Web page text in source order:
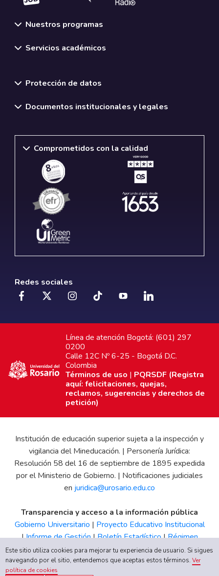
Nuestros programas
Servicios académicos
Protección de datos
Documentos institucionales y legales
Comprometidos con la calidad
Redes sociales
Línea de atención Bogotá: (601) 297
0200
Calle 12C Nº 6-25 - Bogotá D.C.
Colombia
Términos de uso | PQRSDF (Registra
aquí: felicitaciones, quejas,
reclamos, sugerencias y derechos de
petición)
Institución de educación superior sujeta a la inspección y
vigilancia del Mineducación. | Personería Jurídica:
Resolución 58 del 16 de septiembre de 1895 expedida
por el Ministerio de Gobierno. | Notificaciones judiciales
en juridica@urosario.edu.co
Transparencia y acceso a la información pública
Gobierno Universitario | Proyecto Educativo Institucional
|Informe de Gestión|Boletín Estadístico|Régimen
Tributario|Estados Financieros |Código de Ética| Canal
de Integridad UR
Este sitio utiliza cookies para mejorar tu experiencia de usuario. Si sigues
navegando por el sitio, entendemos que aceptas estos términos.Ver
política de cookies